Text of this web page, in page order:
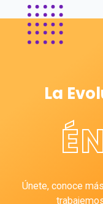
La
Únete, conoce